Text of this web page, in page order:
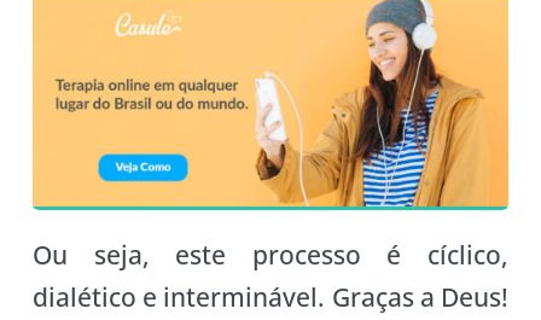
Ou seja, este processo é cíclico,
dialético e interminável. Graças a Deus!